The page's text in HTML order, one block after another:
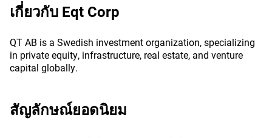
เกี่ยวกับ Eqt Corp
QT AB is a Swedish investment organization, specializing
in private equity, infrastructure, real estate, and venture
capital globally.
สัญลักษณ์ยอดนิยม